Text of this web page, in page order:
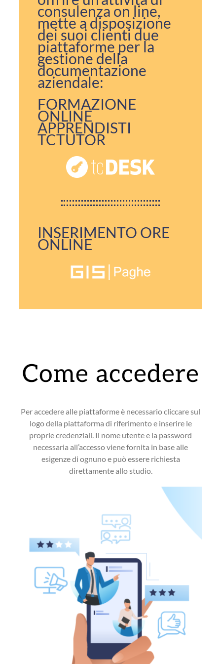
consulenza on line,
mette a disposizione
dei suoi clienti due
piattaforme per la
gestione della
documentazione
aziendale:
FORMAZIONE
ONLINE
APPRENDISTI
TCTUTOR
INSERIMENTO ORE
ONLINE
Come accedere
Per accedere alle piattaforme è necessario cliccare sul
logo della piattaforma di riferimento e inserire le
proprie credenziali. Il nome utente e la password
necessaria all’accesso viene fornita in base alle
esigenze di ognuno e può essere richiesta
direttamente allo studio.